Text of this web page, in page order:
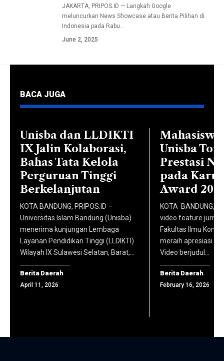
Dra.,
Ketua
Prodi
dan
Penyiaran
Islam
Malki
Ahmad
Nasir,
S.Ag.,
M.Irk.,
Ph.D.,
jajaran
Badan
Penerimaan
melalui
Masuk
(USM)
Gelombang
2 Tahun
2025/2026.
(foto:
komhumas
unisba)
lokal.
Lewat
ini,
pembaca
disuguhi
konten
berita
yang
telah
dikurasi
dan
dilisensikan
secara
resmi,
JAKARTA, PRIPOS.ID — Langkah Google
meluncurkan News Showcase atau Berita Pilihan di
Indonesia pada Rabu…
June 2, 2025
BACA JUGA
Unisba dan LLDIKTI
IX Jalin Kolaborasi,
Bahas Tata Kelola
Perguruan Tinggi
Berkelanjutan
KOTA BANDUNG, PRIPOS.ID –
Universitas Islam Bandung (Unisba)
menerima kunjungan Lembaga
Layanan Pendidikan Tinggi (LLDIKTI)
Wilayah IX Sulawesi Selatan, Barat,…
Berita Daerah
April 11, 2026
Unisba
Prestasi
pada
Award
KOTA BANDUNG,
video feature
Fakultas Ilmu
meraih apresiasi di
Video berjudul…
Berita Daerah
February 16, 2026